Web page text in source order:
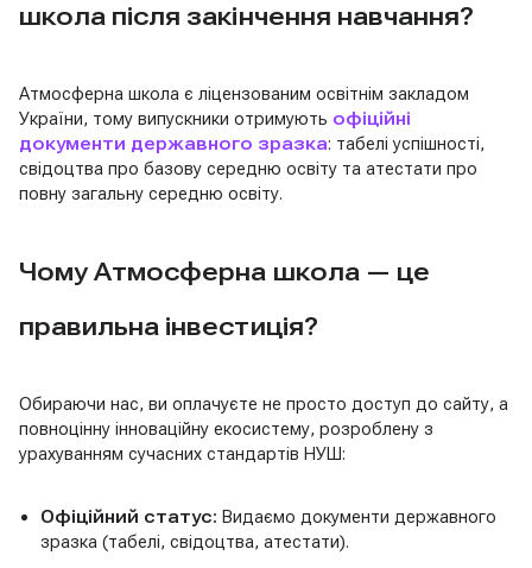
школа після закінчення навчання?
Атмосферна школа є ліцензованим освітнім закладом
України, тому випускники отримують офіційні
документи державного зразка: табелі успішності,
свідоцтва про базову середню освіту та атестати про
повну загальну середню освіту.
Чому Атмосферна школа — це
правильна інвестиція?
Обираючи нас, ви оплачуєте не просто доступ до сайту, а
повноцінну інноваційну екосистему, розроблену з
урахуванням сучасних стандартів НУШ:
Офіційний статус: Видаємо документи державного
зразка (табелі, свідоцтва, атестати).